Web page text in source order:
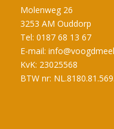
Molenweg 26
3253 AM Ouddorp
Tel: 0187 68 13 67
E-mail:
KvK: 23025568
BTW nr: